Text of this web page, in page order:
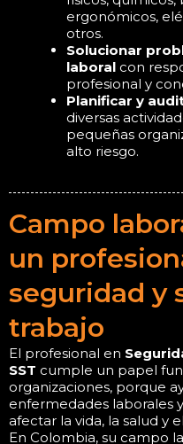
ergonómicos,
otros.
Solucionar
laboral con
profesional y
Planificar y
diversas
pequeñas
alto riesgo.
Campo
un
seguridad y
trabajo
El profesional en
SST cumple un papel
organizaciones, porque
enfermedades laborales
afectar la vida, la salud y
En Colombia, su campo